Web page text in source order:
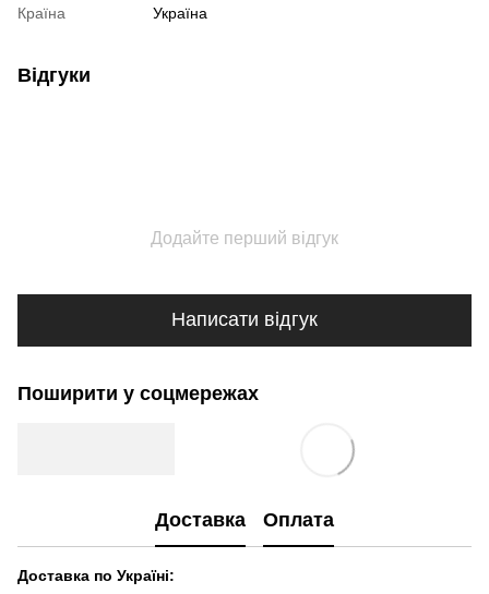
Країна
Україна
Відгуки
Додайте перший відгук
Написати відгук
Поширити у соцмережах
Доставка Оплата
Доставка по Україні: